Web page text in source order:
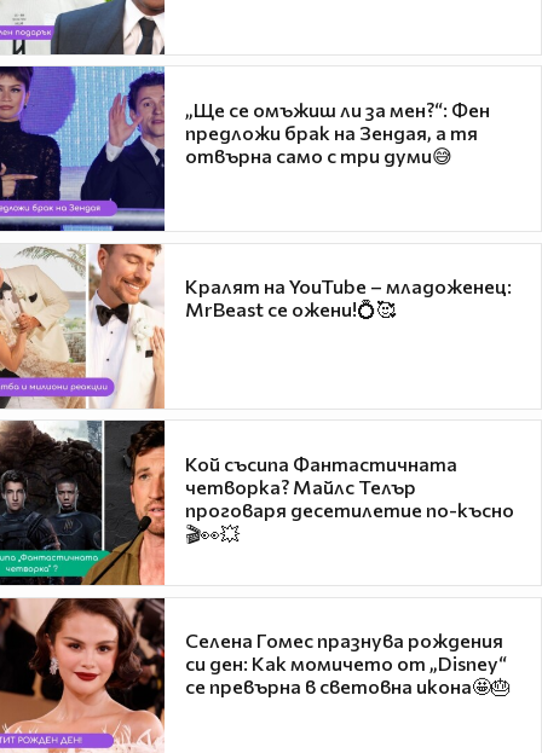
„Ще се омъжиш ли за мен?“: Фен
предложи брак на Зендая, а тя
отвърна само с три думи😅
Кралят на YouTube – младоженец:
MrBeast се ожени!💍🥰
Кой съсипа Фантастичната
четворка? Майлс Телър
проговаря десетилетие по-късно
🎬👀💥
Селена Гомес празнува рождения
си ден: Как момичето от „Disney“
се превърна в световна икона🤩🎂